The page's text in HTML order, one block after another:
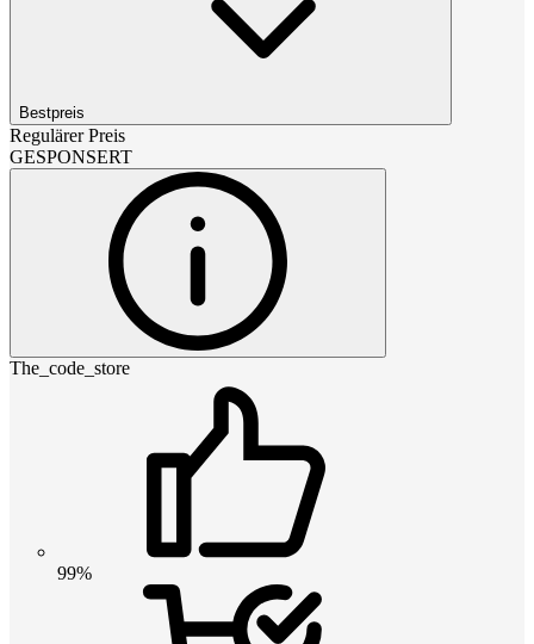
Bestpreis
Regulärer Preis
GESPONSERT
The_code_store
99%